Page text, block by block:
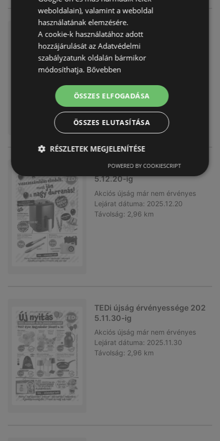
TEDi újság érvényessége 202
6.01.18-ig
Akciós újság
Lejárat dátuma:
Távolság:
TEDi újság érvényessége 202
5.12.20-ig
Akciós újság már nem érvényes
Lejárat dátuma: 2025.12.20
Távolság: 2,96 km
TEDi újság érvényessége 202
5.11.30-ig
Akciós újság már nem érvényes
Lejárat dátuma: 2025.11.30
Távolság: 2,96 km
weboldalain), valamint a weboldal
használatának elemzésére.
A cookie-k használatához adott
hozzájárulását az Adatvédelmi
szabályzatunk oldalán bármikor
módosíthatja. Bővebben
ÖSSZES ELFOGADÁSA
ÖSSZES ELUTASÍTÁSA
RÉSZLETEK MEGJELENÍTÉSE
POWERED BY COOKIESCRIPT